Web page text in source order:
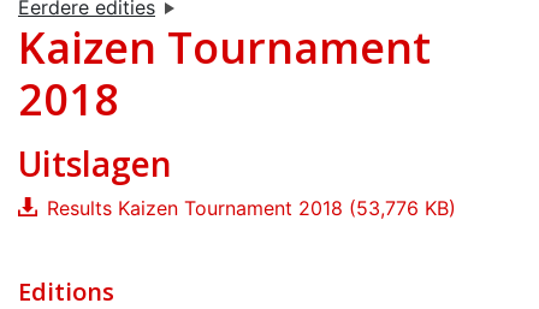
Eerdere edities
Kaizen Tournament
2018
Uitslagen
Results Kaizen Tournament 2018 (53,776 KB)
Editions